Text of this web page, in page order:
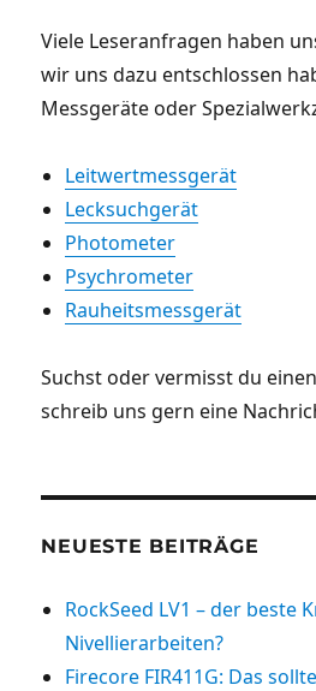
Viele Leseranfragen haben
wir uns dazu entschlossen
Messgeräte oder
Leitwertmessgerät
Lecksuchgerät
Photometer
Psychrometer
Rauheitsmessgerät
Suchst oder vermisst du
schreib uns gern eine
NEUESTE BEITRÄGE
RockSeed LV1 – der beste
Nivellierarbeiten?
Firecore FIR411G: Das